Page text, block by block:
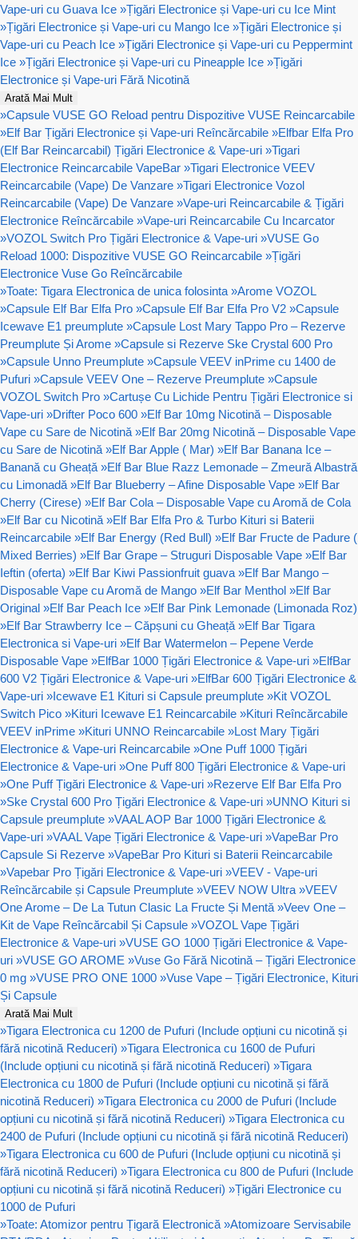
Vape-uri cu Guava Ice »Țigări Electronice și Vape-uri cu Ice Mint
»Țigări Electronice și Vape-uri cu Mango Ice »Țigări Electronice și
Vape-uri cu Peach Ice »Țigări Electronice și Vape-uri cu Peppermint
Ice »Țigări Electronice și Vape-uri cu Pineapple Ice »Țigări
Electronice și Vape-uri Fără Nicotină
Arată Mai Mult
»Capsule VUSE GO Reload pentru Dispozitive VUSE Reincarcabile
»Elf Bar Țigări Electronice și Vape-uri Reîncărcabile »Elfbar Elfa Pro
(Elf Bar Reincarcabil) Țigări Electronice & Vape-uri »Tigari
Electronice Reincarcabile VapeBar »Tigari Electronice VEEV
Reincarcabile (Vape) De Vanzare »Tigari Electronice Vozol
Reincarcabile (Vape) De Vanzare »Vape-uri Reincarcabile & Țigări
Electronice Reîncărcabile »Vape-uri Reincarcabile Cu Incarcator
»VOZOL Switch Pro Țigări Electronice & Vape-uri »VUSE Go
Reload 1000: Dispozitive VUSE GO Reincarcabile »Țigări
Electronice Vuse Go Reîncărcabile
»Toate: Tigara Electronica de unica folosinta »Arome VOZOL
»Capsule Elf Bar Elfa Pro »Capsule Elf Bar Elfa Pro V2 »Capsule
Icewave E1 preumplute »Capsule Lost Mary Tappo Pro – Rezerve
Preumplute Și Arome »Capsule si Rezerve Ske Crystal 600 Pro
»Capsule Unno Preumplute »Capsule VEEV inPrime cu 1400 de
Pufuri »Capsule VEEV One – Rezerve Preumplute »Capsule
VOZOL Switch Pro »Cartușe Cu Lichide Pentru Țigări Electronice si
Vape-uri »Drifter Poco 600 »Elf Bar 10mg Nicotină – Disposable
Vape cu Sare de Nicotină »Elf Bar 20mg Nicotină – Disposable Vape
cu Sare de Nicotină »Elf Bar Apple ( Mar) »Elf Bar Banana Ice –
Banană cu Gheață »Elf Bar Blue Razz Lemonade – Zmeură Albastră
cu Limonadă »Elf Bar Blueberry – Afine Disposable Vape »Elf Bar
Cherry (Cirese) »Elf Bar Cola – Disposable Vape cu Aromă de Cola
»Elf Bar cu Nicotină »Elf Bar Elfa Pro & Turbo Kituri si Baterii
Reincarcabile »Elf Bar Energy (Red Bull) »Elf Bar Fructe de Padure (
Mixed Berries) »Elf Bar Grape – Struguri Disposable Vape »Elf Bar
Ieftin (oferta) »Elf Bar Kiwi Passionfruit guava »Elf Bar Mango –
Disposable Vape cu Aromă de Mango »Elf Bar Menthol »Elf Bar
Original »Elf Bar Peach Ice »Elf Bar Pink Lemonade (Limonada Roz)
»Elf Bar Strawberry Ice – Căpșuni cu Gheață »Elf Bar Tigara
Electronica si Vape-uri »Elf Bar Watermelon – Pepene Verde
Disposable Vape »ElfBar 1000 Țigări Electronice & Vape-uri »ElfBar
600 V2 Țigări Electronice & Vape-uri »ElfBar 600 Țigări Electronice &
Vape-uri »Icewave E1 Kituri si Capsule preumplute »Kit VOZOL
Switch Pico »Kituri Icewave E1 Reincarcabile »Kituri Reîncărcabile
VEEV inPrime »Kituri UNNO Reincarcabile »Lost Mary Țigări
Electronice & Vape-uri Reincarcabile »One Puff 1000 Țigări
Electronice & Vape-uri »One Puff 800 Țigări Electronice & Vape-uri
»One Puff Țigări Electronice & Vape-uri »Rezerve Elf Bar Elfa Pro
»Ske Crystal 600 Pro Țigări Electronice & Vape-uri »UNNO Kituri si
Capsule preumplute »VAAL AOP Bar 1000 Țigări Electronice &
Vape-uri »VAAL Vape Țigări Electronice & Vape-uri »VapeBar Pro
Capsule Si Rezerve »VapeBar Pro Kituri si Baterii Reincarcabile
»Vapebar Pro Țigări Electronice & Vape-uri »VEEV - Vape-uri
Reîncărcabile și Capsule Preumplute »VEEV NOW Ultra »VEEV
One Arome – De La Tutun Clasic La Fructe Și Mentă »Veev One –
Kit de Vape Reîncărcabil Și Capsule »VOZOL Vape Țigări
Electronice & Vape-uri »VUSE GO 1000 Țigări Electronice & Vape-
uri »VUSE GO AROME »Vuse Go Fără Nicotină – Țigări Electronice
0 mg »VUSE PRO ONE 1000 »Vuse Vape – Țigări Electronice, Kituri
Și Capsule
Arată Mai Mult
»Tigara Electronica cu 1200 de Pufuri (Include opțiuni cu nicotină și
fără nicotină Reduceri) »Tigara Electronica cu 1600 de Pufuri
(Include opțiuni cu nicotină și fără nicotină Reduceri) »Tigara
Electronica cu 1800 de Pufuri (Include opțiuni cu nicotină și fără
nicotină Reduceri) »Tigara Electronica cu 2000 de Pufuri (Include
opțiuni cu nicotină și fără nicotină Reduceri) »Tigara Electronica cu
2400 de Pufuri (Include opțiuni cu nicotină și fără nicotină Reduceri)
»Tigara Electronica cu 600 de Pufuri (Include opțiuni cu nicotină și
fără nicotină Reduceri) »Tigara Electronica cu 800 de Pufuri (Include
opțiuni cu nicotină și fără nicotină Reduceri) »Țigări Electronice cu
1000 de Pufuri
»Toate: Atomizor pentru Țigară Electronică »Atomizoare Servisabile